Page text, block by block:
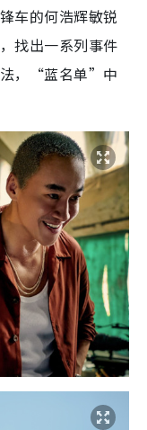
车的何浩辉敏锐
找出一系列事件
法，“蓝名单”中